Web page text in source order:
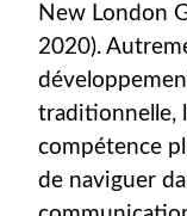
New London
2020).
traditionnelle,
compétence
de naviguer